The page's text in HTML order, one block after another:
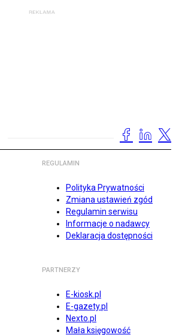
REGULAMIN
Polityka Prywatności
Zmiana ustawień zgód
Regulamin serwisu
Informacje o nadawcy
Deklaracja dostępności
PARTNERZY
E-kiosk.pl
E-gazety.pl
Nexto.pl
Mała księgowość